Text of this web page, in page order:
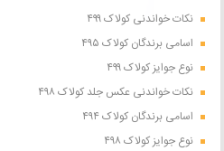
نکات خواندنی کولاک ۴۹۹
اسامی برندگان کولاک ۴۹۵
نوع جوایز کولاک ۴۹۹
نکات خواندنی عکس جلد کولاک ۴۹۸
اسامی برندگان کولاک ۴۹۴
نوع جوایز کولاک ۴۹۸